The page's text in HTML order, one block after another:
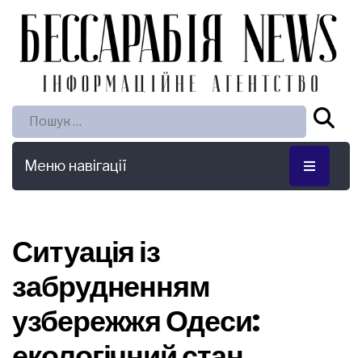
Пошук:
Меню навігації
Ситуація із
забрудненням
узбережжя Одеси: